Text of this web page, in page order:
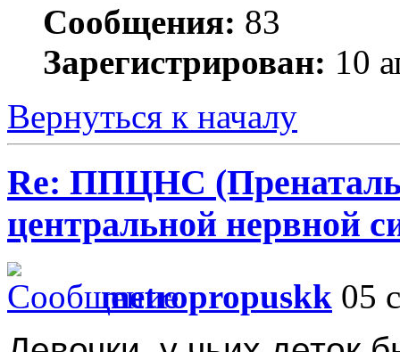
Сообщения: 83
Зарегистрирован: 10
Вернуться к началу
Re: ППЦНС
центральной нервной
metropropuskk 05